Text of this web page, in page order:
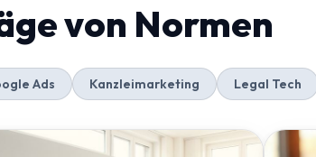
von Normen
Ads Kanzleimarketing Legal Tech